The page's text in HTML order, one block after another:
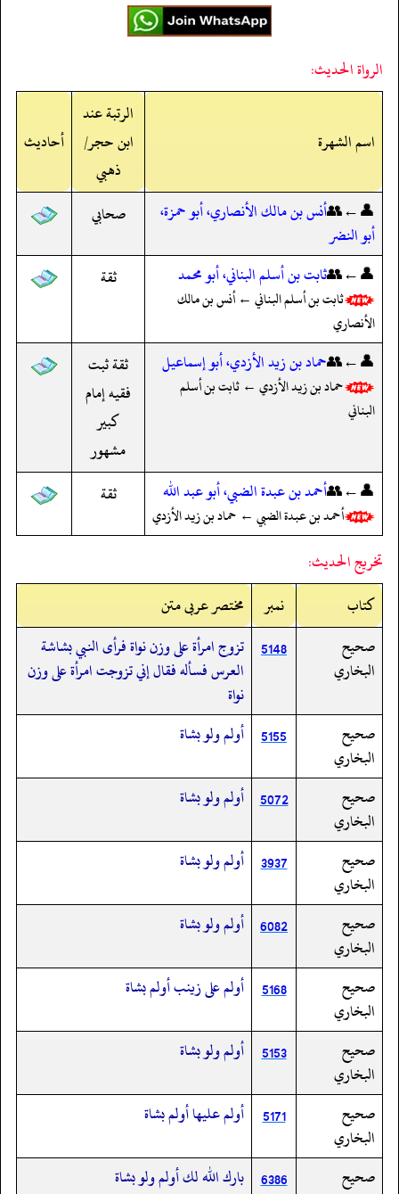
الرواة الحديث:
اسم الشهرة
الرتبة عند
ابن حجر/
ذهبي
أحاديث
👤←👥أنس بن مالك الأنصاري، أبو حمزة،
أبو النضر
صحابي
👤←👥ثابت بن أسلم البناني، أبو محمد
ثابت بن أسلم البناني ← أنس بن مالك
الأنصاري
ثقة
👤←👥حماد بن زيد الأزدي، أبو إسماعيل
حماد بن زيد الأزدي ← ثابت بن أسلم
البناني
ثقة ثبت
فقيه إمام
كبير
مشهور
👤←👥أحمد بن عبدة الضبي، أبو عبد الله
أحمد بن عبدة الضبي ← حماد بن زيد الأزدي
ثقة
تخريج الحديث:
کتاب
نمبر
مختصر عربی متن
صحيح
البخاري
5148 تزوج امرأة على وزن نواة فرأى النبي بشاشة
العرس فسأله فقال إني تزوجت امرأة على وزن
نواة
صحيح
البخاري
5155 أولم ولو بشاة
صحيح
البخاري
5072 أولم ولو بشاة
صحيح
البخاري
3937 أولم ولو بشاة
صحيح
البخاري
6082 أولم ولو بشاة
صحيح
البخاري
5168 أولم على زينب أولم بشاة
صحيح
البخاري
5153 أولم ولو بشاة
صحيح
البخاري
5171 أولم عليها أولم بشاة
صحيح
6386 بارك الله لك أولم ولو بشاة